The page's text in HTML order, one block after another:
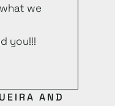
we
you!!!
AND